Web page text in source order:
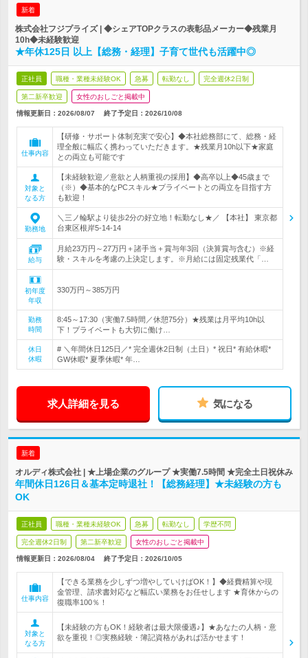
新着
株式会社フジプライズ | ◆シェアTOPクラスの表彰品メーカー◆残業月
10h◆未経験歓迎
★年休125日 以上【総務・経理】子育て世代も活躍中◎
正社員 職種・業種未経験OK 急募 転勤なし 完全週休2日制
第二新卒歓迎 女性のおしごと掲載中
情報更新日：2026/08/07 終了予定日： 2026/10/08
仕事内容
【研修・サポート体制充実で安心】◆本社総務部にて、総務・経
理全般に幅広く携わっていただきます。★残業月10h以下★家庭
との両立も可能です
対象と
なる方
【未経験歓迎／意欲と人柄重視の採用】◆高卒以上◆45歳まで
（※）◆基本的なPCスキル★プライベートとの両立を目指す方
も歓迎！
勤務地
＼三ノ輪駅より徒歩2分の好立地！転勤なし★／ 【本社】 東京都
台東区根岸5-14-14
給与
月給23万円～27万円＋諸手当＋賞与年3回（決算賞与含む）※経
験・スキルを考慮の上決定します。※月給には固定残業代「…
初年度
年収
330万円～385万円
勤務
時間
8:45～17:30（実働7.5時間／休憩75分）★残業は月平均10h以
下！プライベートも大切に働け…
休日
休暇
# ＼年間休日125日／* 完全週休2日制（土日）* 祝日* 有給休暇*
GW休暇* 夏季休暇* 年…
求人詳細を見る 気になる
新着
オルディ株式会社 | ★上場企業のグループ ★実働7.5時間 ★完全土日祝休み
年間休日126日＆基本定時退社！【総務経理】★未経験の方も
OK
正社員 職種・業種未経験OK 急募 転勤なし 学歴不問
完全週休2日制 第二新卒歓迎 女性のおしごと掲載中
情報更新日：2026/08/04 終了予定日： 2026/10/05
仕事内容
【できる業務を少しずつ増やしていけばOK！】◆経費精算や現
金管理、請求書対応など幅広い業務をお任せします ★育休からの
復職率100％！
対象と
なる方
【未経験の方もOK！経験者は最大限優遇♪】★あなたの人柄・意
欲を重視！◎実務経験・簿記資格があれば活かせます！